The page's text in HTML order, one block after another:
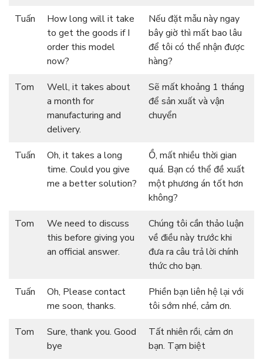
Tuấn
How long will it take
to get the goods if I
order this model
now?
Nếu đặt mẫu này ngay
bây giờ thì mất bao lâu
để tôi có thể nhận được
hàng?
Tom
Well, it takes about
a month for
manufacturing and
delivery.
Sẽ mất khoảng 1 tháng
để sản xuất và vận
chuyển
Tuấn
Oh, it takes a long
time. Could you give
me a better solution?
Ồ, mất nhiều thời gian
quá. Bạn có thể đề xuất
một phương án tốt hơn
không?
Tom
We need to discuss
this before giving you
an official answer.
Chúng tôi cần thảo luận
về điều này trước khi
đưa ra câu trả lời chính
thức cho bạn.
Tuấn
Oh, Please contact
me soon, thanks.
Phiền bạn liên hệ lại với
tôi sớm nhé, cảm ơn.
Tom
Sure, thank you. Good
bye
Tất nhiên rồi, cảm ơn
bạn. Tạm biệt